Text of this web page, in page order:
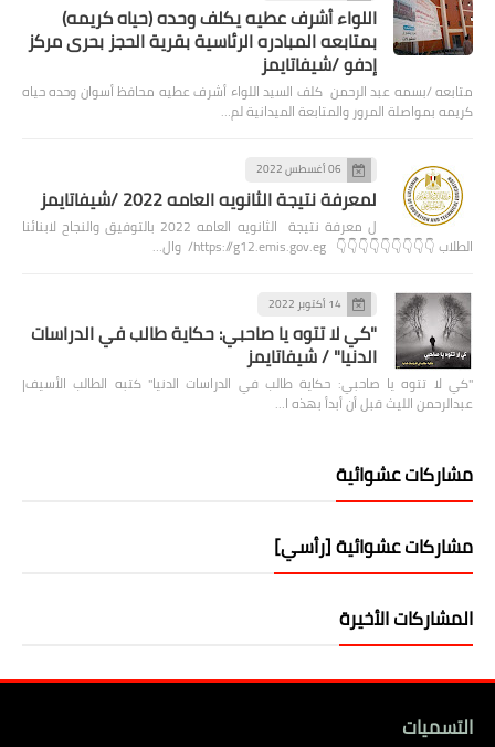
اللواء أشرف عطيه يكلف وحده (حياه كريمه)
بمتابعه المبادره الرئاسية بقرية الحجز بحرى مركز
إدفو /شيفاتايمز
متابعه /بسمه عبد الرحمن كلف السيد اللواء أشرف عطيه محافظ أسوان وحده حياه
كريمه بمواصلة المرور والمتابعة الميدانية لم…
06 أغسطس 2022
لمعرفة نتيجة الثانويه العامه 2022 /شيفاتايمز
ل معرفة نتيجة الثانويه العامه 2022 بالتوفيق والنجاح لابنائنا
الطلاب 👇👇👇👇👇👇👇👇👇 https://g12.emis.gov.eg/ وال…
14 أكتوبر 2022
"كي لا تتوه يا صاحبي: حكاية طالب في الدراسات
الدنيا" / شيفاتايمز
"كي لا تتوه يا صاحبي: حكاية طالب في الدراسات الدنيا" كتبه الطالب الأسيف|
عبدالرحمن الليث قبل أن أبدأ بهذه ا…
مشاركات عشوائية
مشاركات عشوائية [رأسي]
المشاركات الأخيرة
التسميات